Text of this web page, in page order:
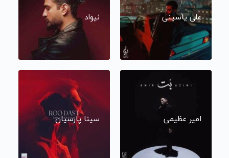
علی یاسینی نیواد
امیر عظیمی سینا پارسیان